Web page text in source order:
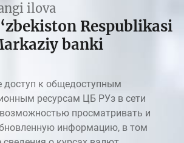
ilova
Respublikasi
banki
доступ к общедоступным
ресурсам ЦБ РУз в сети
возможностью просматривать и
информацию, в том